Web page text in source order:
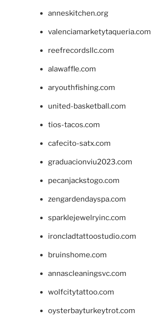
anneskitchen.org
valenciamarketytaqueria.com
reefrecordsllc.com
alawaffle.com
aryouthfishing.com
united-basketball.com
tios-tacos.com
cafecito-satx.com
graduacionviu2023.com
pecanjackstogo.com
zengardendayspa.com
sparklejewelryinc.com
ironcladtattoostudio.com
bruinshome.com
annascleaningsvc.com
wolfcitytattoo.com
oysterbayturkeytrot.com